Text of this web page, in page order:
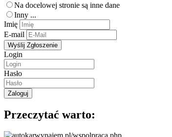
Na docelowej stronie są inne dane
Inny ...
Imię
E-mail
Login
Hasło
Przeczytać warto: